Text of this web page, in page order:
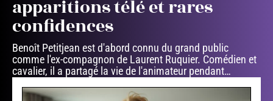
apparitions télé et rares
confidences
Benoît Petitjean est d'abord connu du grand public
comme l'ex-compagnon de Laurent Ruquier. Comédien et
cavalier, il a partagé la vie de l'animateur pendant…